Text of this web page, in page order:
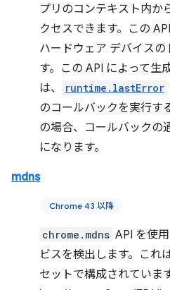
プリのコンテキスト内か
クセスできます。この
ハードウェア デバイス
す。この API によって生
は、
runtime.lastError
のコールバックを実行す
の場合、コールバックの
になります。
mdns
Chrome 43 以降
chrome.mdns API を使
ビスを検出します。これ
セットで構成されています